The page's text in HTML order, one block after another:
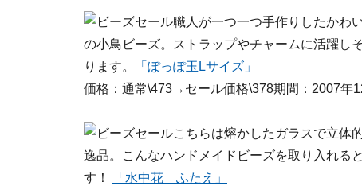
職人が一つ一つ手作りしたかわ
の小鳥ビーズ。ストラップやチャームに活躍し
ります。
「ぽっぽ玉Lサイズ」
価格：通常\473→セール価格\378期間：2007年
こちらは熔かしたガラスで立体
逸品。こんなハンドメイドビーズを取り入れる
す！
「水中花 ふたえ」